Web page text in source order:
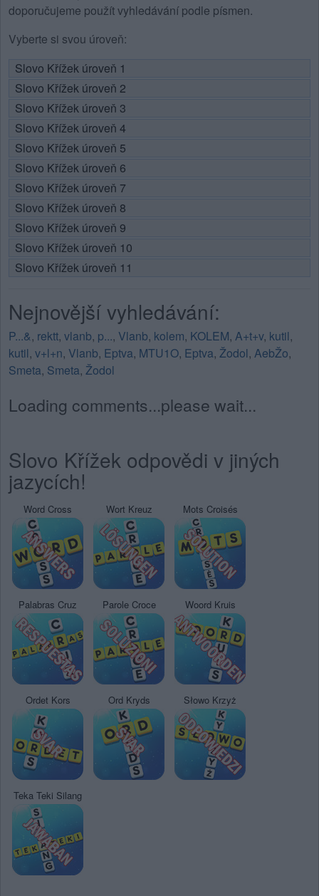
doporučujeme použít vyhledávání podle písmen.
Vyberte si svou úroveň:
Slovo Křížek úroveň 1
Slovo Křížek úroveň 2
Slovo Křížek úroveň 3
Slovo Křížek úroveň 4
Slovo Křížek úroveň 5
Slovo Křížek úroveň 6
Slovo Křížek úroveň 7
Slovo Křížek úroveň 8
Slovo Křížek úroveň 9
Slovo Křížek úroveň 10
Slovo Křížek úroveň 11
Nejnovější vyhledávání:
P...&, rektt, vlanb, p..., Vlanb, kolem, KOLEM, A+t+v, kutil,
kutil, v+l+n, Vlanb, Eptva, MTU1O, Eptva, Žodol, AebŽo,
Smeta, Smeta, Žodol
Loading comments...please wait...
Slovo Křížek odpovědi v jiných
jazycích!
Word Cross Wort Kreuz Mots Croisés
Palabras Cruz Parole Croce Woord Kruis
Ordet Kors Ord Kryds Słowo Krzyż
Teka Teki Silang